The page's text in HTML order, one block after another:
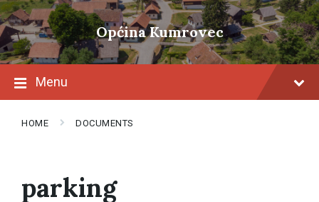
Skip
to
content
Skip
to
main
navigation
Skip
to
footer
Općina Kumrovec
Menu
HOME DOCUMENTS
parking